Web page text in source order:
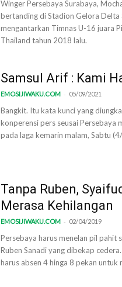
Winger Persebaya Surabaya,
bertanding di Stadion Gelora
mengantarkan Timnas U-16 juara
Thailand tahun 2018 lalu.
Samsul Arif : Kami
EMOSIJIWAKU.COM - 05/09/2021
Bangkit. Itu kata kunci yang
konperensi pers seusai Persebaya
pada laga kemarin malam, Sabtu
Tanpa Ruben,
Merasa Kehilangan
EMOSIJIWAKU.COM - 02/04/2019
Persebaya harus menelan pil pahit
Ruben Sanadi yang dibekap
harus absen 4 hinga 8 pekan untuk